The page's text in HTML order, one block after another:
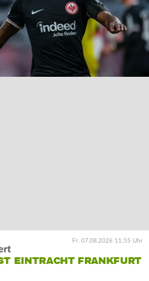
Fr. 07.08.2026 11:55 Uhr
EINTRACHT FRANKFURT